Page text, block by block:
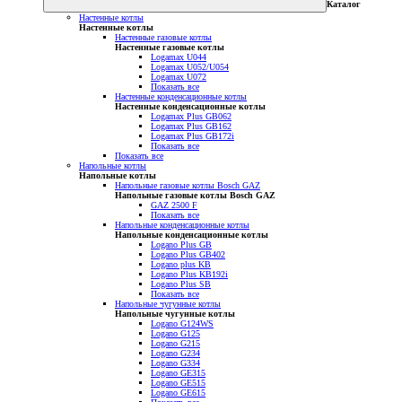
Каталог
Настенные котлы
Настенные котлы
Настенные газовые котлы
Настенные газовые котлы
Logamax U044
Logamax U052/U054
Logamax U072
Показать все
Настенные конденсационные котлы
Настенные конденсационные котлы
Logamax Plus GB062
Logamax Plus GB162
Logamax Plus GB172i
Показать все
Показать все
Напольные котлы
Напольные котлы
Напольные газовые котлы Bosch GAZ
Напольные газовые котлы Bosch GAZ
GAZ 2500 F
Показать все
Напольные конденсационные котлы
Напольные конденсационные котлы
Logano Plus GB
Logano Plus GB402
Logano plus KB
Logano Plus KB192i
Logano Plus SB
Показать все
Напольные чугунные котлы
Напольные чугунные котлы
Logano G124WS
Logano G125
Logano G215
Logano G234
Logano G334
Logano GE315
Logano GE515
Logano GE615